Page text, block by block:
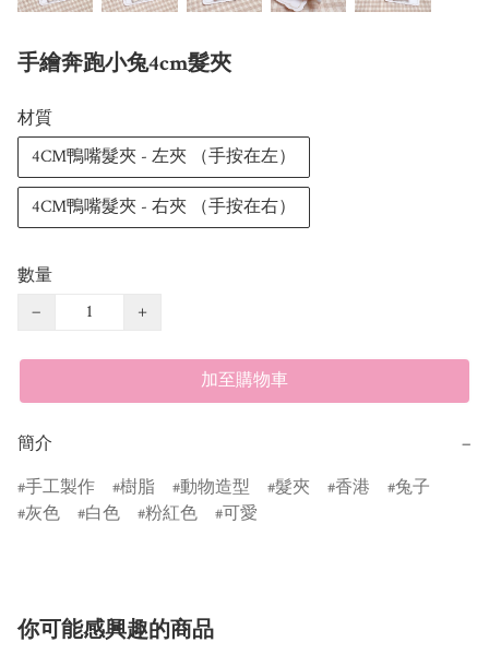
手繪奔跑小兔4cm髮夾
材質
4CM鴨嘴髮夾 - 左夾 （手按在左）
4CM鴨嘴髮夾 - 右夾 （手按在右）
數量
−
+
加至購物車
簡介
−
手工製作
樹脂 動物造型 髮夾 香港
兔子
灰色
白色 粉紅色 可愛
你可能感興趣的商品